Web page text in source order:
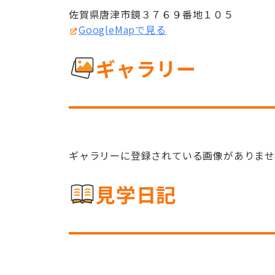
佐賀県唐津市鏡３７６９番地１０５
GoogleMapで見る
ギャラリー
ギャラリーに登録されている画像がありま
見学日記